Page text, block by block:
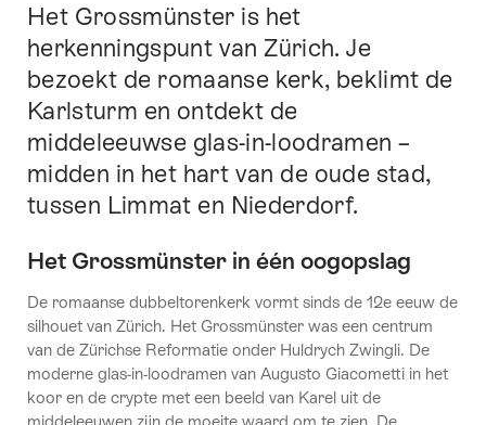
over
Kaart
over
Contact
Inleiding
Het Grossmünster is het
herkenningspunt van Zürich. Je
bezoekt de romaanse kerk, beklimt de
Karlsturm en ontdekt de
middeleeuwse glas-in-loodramen –
midden in het hart van de oude stad,
tussen Limmat en Niederdorf.
Het Grossmünster in één oogopslag
De romaanse dubbeltorenkerk vormt sinds de 12e eeuw de
silhouet van Zürich. Het Grossmünster was een centrum
van de Zürichse Reformatie onder Huldrych Zwingli. De
moderne glas-in-loodramen van Augusto Giacometti in het
koor en de crypte met een beeld van Karel uit de
middeleeuwen zijn de moeite waard om te zien. De